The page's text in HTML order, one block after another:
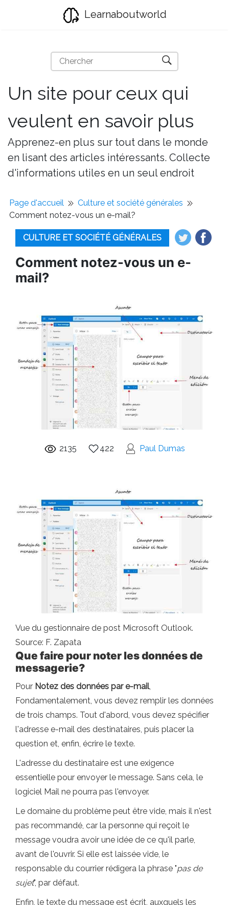
Learnaboutworld
Un site pour ceux qui
veulent en savoir plus
Apprenez-en plus sur tout dans le monde
en lisant des articles intéressants. Collecte
d'informations utiles en un seul endroit
Page d'accueil
Culture et société générales
Comment notez-vous un e-mail?
CULTURE ET SOCIÉTÉ GÉNÉRALES
Comment notez-vous un e-
mail?
2135 422 Paul Dumas
Vue du gestionnaire de post Microsoft Outlook.
Source: F. Zapata
Que faire pour noter les données de
messagerie?
Pour Notez des données par e-mail,
Fondamentalement, vous devez remplir les données
de trois champs. Tout d'abord, vous devez spécifier
l'adresse e-mail des destinataires, puis placer la
question et, enfin, écrire le texte.
L'adresse du destinataire est une exigence
essentielle pour envoyer le message. Sans cela, le
logiciel Mail ne pourra pas l'envoyer.
Le domaine du problème peut être vide, mais il n'est
pas recommandé, car la personne qui reçoit le
message voudra avoir une idée de ce qu'il parle,
avant de l'ouvrir. Si elle est laissée vide, le
responsable du courrier rédigera la phrase "pas de
sujet", par défaut.
Enfin, le texte du message est écrit, auxquels les